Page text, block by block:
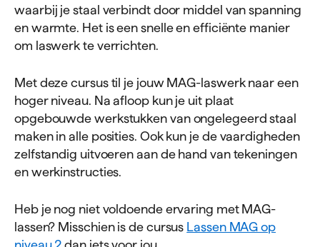
waarbij je staal verbindt door middel van spanning
en warmte. Het is een snelle en efficiënte manier
om laswerk te verrichten.
Met deze cursus til je jouw MAG-laswerk naar een
hoger niveau. Na afloop kun je uit plaat
opgebouwde werkstukken van ongelegeerd staal
maken in alle posities. Ook kun je de vaardigheden
zelfstandig uitvoeren aan de hand van tekeningen
en werkinstructies.
Heb je nog niet voldoende ervaring met MAG-
lassen? Misschien is de cursus Lassen MAG op